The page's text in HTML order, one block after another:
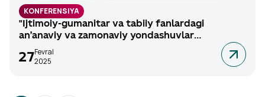
KONFERENSIYA
"Ijtimoiy-gumanitar va tabiiy fanlardagi
an’anaviy va zamonaviy yondashuvlar
dialektikasi"
27Fevral
2025